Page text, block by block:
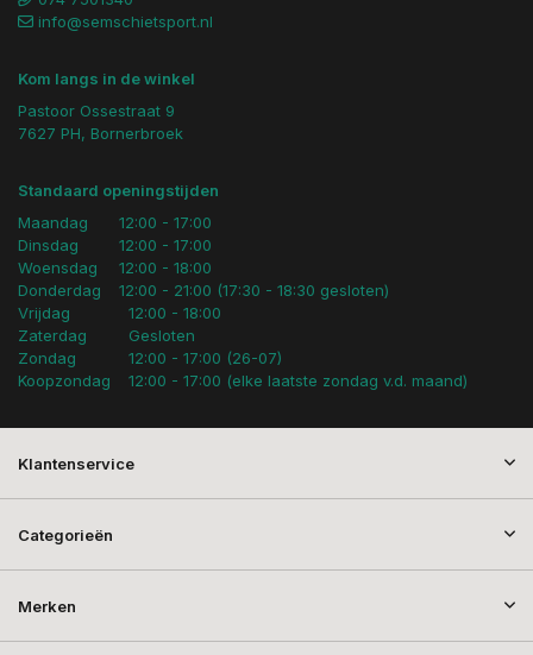
info@semschietsport.nl
Kom langs in de winkel
Pastoor Ossestraat 9
7627 PH, Bornerbroek
Standaard openingstijden
Maandag
Dinsdag
Woensdag
Donderdag
12:00 - 17:00
12:00 - 17:00
12:00 - 18:00
12:00 - 21:00 (17:30 - 18:30 gesloten)
Vrijdag
Zaterdag
Zondag
Koopzondag
12:00 - 18:00
Gesloten
12:00 - 17:00 (26-07)
12:00 - 17:00 (elke laatste zondag v.d. maand)
Klantenservice
Categorieën
Merken